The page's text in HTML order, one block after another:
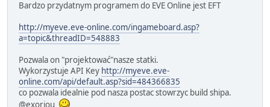
Bardzo przydatnym programem do EVE Online jest EFT
http://myeve.eve-online.com/ingameboard.asp?
a=topic&threadID=548883
Pozwala on "projektować"nasze statki.
Wykorzystuje API Key http://myeve.eve-
online.com/api/default.asp?sid=484366835
co pozwala idealnie pod nasza postac stowrzyc build shipa.
@exoriou